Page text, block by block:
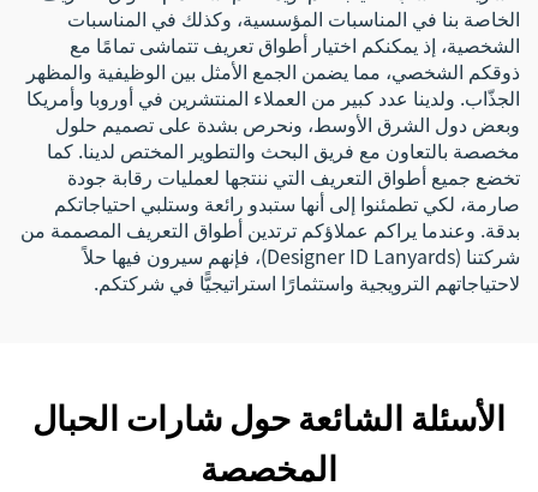
الخاصة بنا في المناسبات المؤسسية، وكذلك في المناسبات
الشخصية، إذ يمكنكم اختيار أطواق تعريف تتماشى تمامًا مع
ذوقكم الشخصي، مما يضمن الجمع الأمثل بين الوظيفية والمظهر
الجذّاب. ولدينا عدد كبير من العملاء المنتشرين في أوروبا وأمريكا
وبعض دول الشرق الأوسط، ونحرص بشدة على تصميم حلول
مخصصة بالتعاون مع فريق البحث والتطوير المختص لدينا. كما
تخضع جميع أطواق التعريف التي ننتجها لعمليات رقابة جودة
صارمة، لكي تطمئنوا إلى أنها ستبدو رائعة وستلبي احتياجاتكم
بدقة. وعندما يراكم عملاؤكم ترتدين أطواق التعريف المصممة من
شركتنا (Designer ID Lanyards)، فإنهم سيرون فيها حلاً
لاحتياجاتهم الترويجية واستثمارًا استراتيجيًّا في شركتكم.
الأسئلة الشائعة حول شارات الحبال
المخصصة